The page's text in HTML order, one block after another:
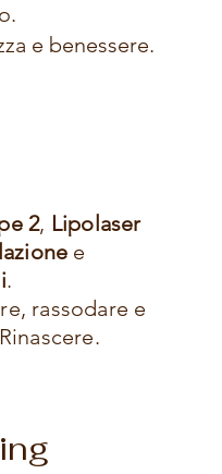
e benessere.
2, Lipolaser
e
.
rassodare e